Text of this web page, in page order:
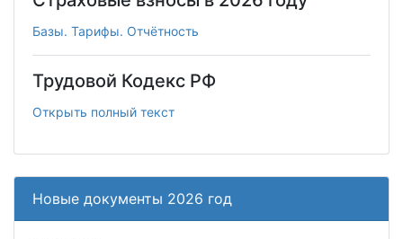
Базы. Тарифы. Отчётность
Трудовой Кодекс РФ
Открыть полный текст
Новые документы 2026 год